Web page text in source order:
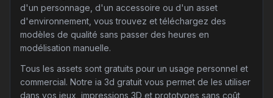
d'un personnage, d'un accessoire ou d'un asset
d'environnement, vous trouvez et téléchargez des
modèles de qualité sans passer des heures en
modélisation manuelle.
Tous les assets sont gratuits pour un usage personnel et
commercial. Notre ia 3d gratuit vous permet de les utiliser
dans vos jeux, impressions 3D et prototypes sans coût